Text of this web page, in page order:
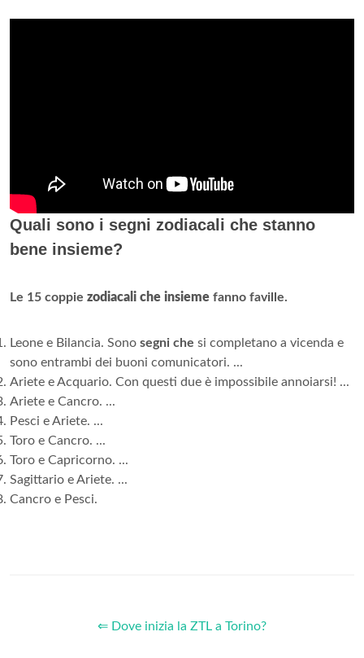
Quali sono i segni zodiacali che stanno
bene insieme?
Le 15 coppie zodiacali che insieme fanno faville.
Leone e Bilancia. Sono segni che si completano a vicenda e
sono entrambi dei buoni comunicatori. ...
Ariete e Acquario. Con questi due è impossibile annoiarsi! ...
Ariete e Cancro. ...
Pesci e Ariete. ...
Toro e Cancro. ...
Toro e Capricorno. ...
Sagittario e Ariete. ...
Cancro e Pesci.
⇐ Dove inizia la ZTL a Torino?